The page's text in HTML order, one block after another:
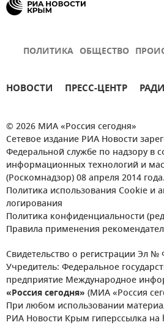
ПОЛИТИКА ОБЩЕСТВО
НОВОСТИ ПРЕСС-ЦЕНТР
© 2026 МИА «Россия сегодня»
Сетевое издание РИА Новости
Федеральной службе по надзору в
информационных технологий и
(Роскомнадзор) 08 апреля 2014 года.
Политика использования Cookie и
логирования
Политика конфиденциальности
Правила применения
Свидетельство о регистрации Эл №
Учредитель: Федеральное
предприятие Международное
«Россия сегодня» (МИА «Россия
При любом использовании
РИА Новости Крым гиперссылка